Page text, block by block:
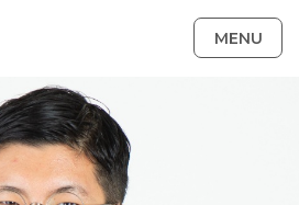
MENU